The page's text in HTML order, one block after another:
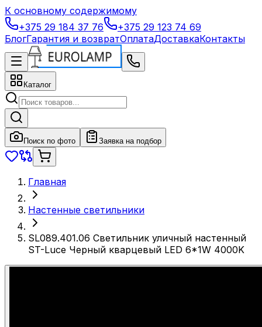
К основному содержимому
+375 29 184 37 76
+375 29 123 74 69
БлогГарантия и возвратОплатаДоставкаКонтакты
Каталог
Поиск по фото Заявка на подбор
Главная
Настенные светильники
SL089.401.06 Светильник уличный настенный
ST-Luce Черный кварцевый LED 6*1W 4000K